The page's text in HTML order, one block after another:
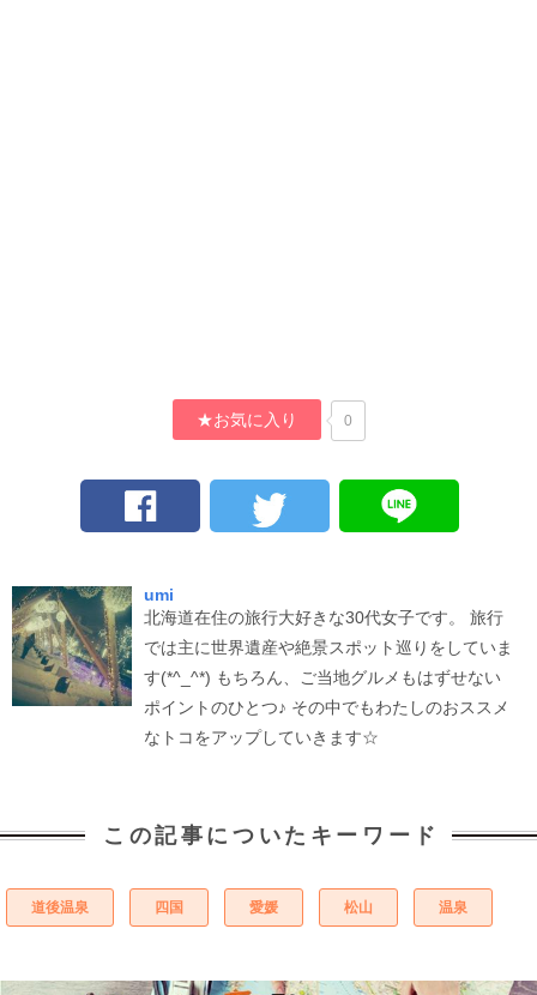
★お気に入り 0
umi
北海道在住の旅行大好きな30代女子です。 旅行
では主に世界遺産や絶景スポット巡りをしていま
す(*^_^*) もちろん、ご当地グルメもはずせない
ポイントのひとつ♪ その中でもわたしのおススメ
なトコをアップしていきます☆
この記事についたキーワード
道後温泉 四国 愛媛 松山 温泉